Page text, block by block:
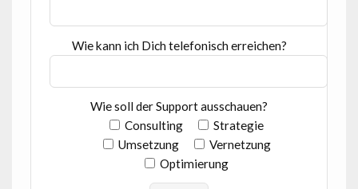
Wie kann ich Dich telefonisch erreichen?
Wie soll der Support ausschauen?
Consulting
Strategie
Umsetzung
Vernetzung
Optimierung